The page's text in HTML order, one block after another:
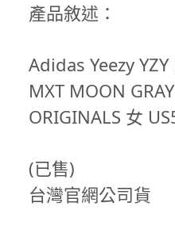
產品敘述：
Adidas Yeezy
MXT MOON
ORIGINALS 女
(已售)
台灣官網公司貨